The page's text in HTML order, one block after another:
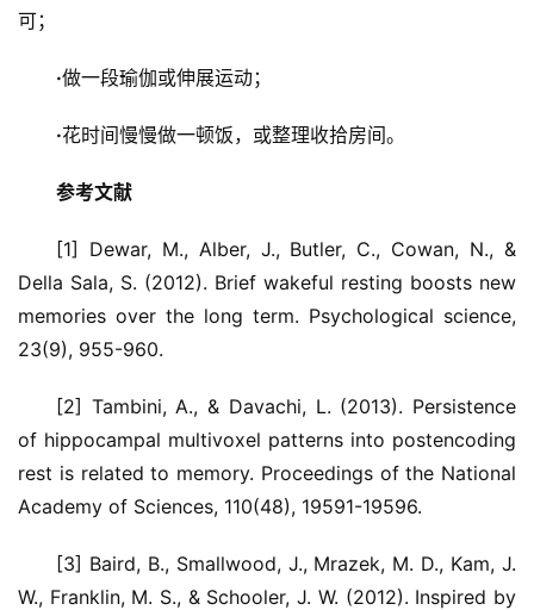
可；
·做一段瑜伽或伸展运动；
·花时间慢慢做一顿饭，或整理收拾房间。
参考文献
[1] Dewar, M., Alber, J., Butler, C., Cowan, N., &
Della Sala, S. (2012). Brief wakeful resting boosts new
memories over the long term. Psychological science,
23(9), 955-960.
[2] Tambini, A., & Davachi, L. (2013). Persistence
of hippocampal multivoxel patterns into postencoding
rest is related to memory. Proceedings of the National
Academy of Sciences, 110(48), 19591-19596.
[3] Baird, B., Smallwood, J., Mrazek, M. D., Kam, J.
W., Franklin, M. S., & Schooler, J. W. (2012). Inspired by